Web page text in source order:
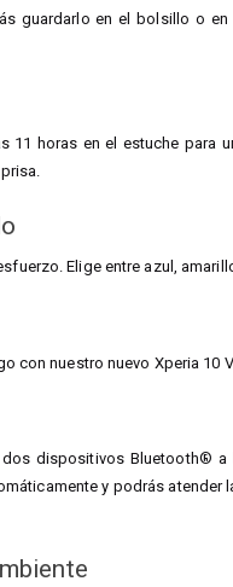
guardarlo en el bolsillo o
horas en el estuche para
Elige entre azul,
con nuestro nuevo Xperia 10
dispositivos Bluetooth®
y podrás atender